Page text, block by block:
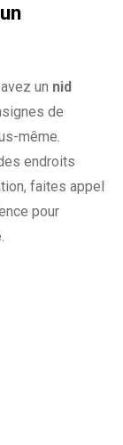
un nid
de
même.
endroits
faites appel
pour